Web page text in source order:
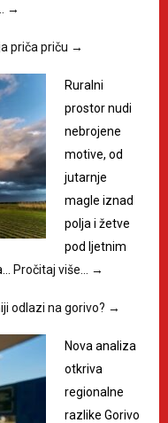
→
priča priču →
Ruralni
prostor nudi
nebrojene
motive, od
jutarnje
magle iznad
polja i žetve
pod ljetnim
Pročitaj više… →
odlazi na gorivo? →
Nova analiza
otkriva
regionalne
razlike Gorivo